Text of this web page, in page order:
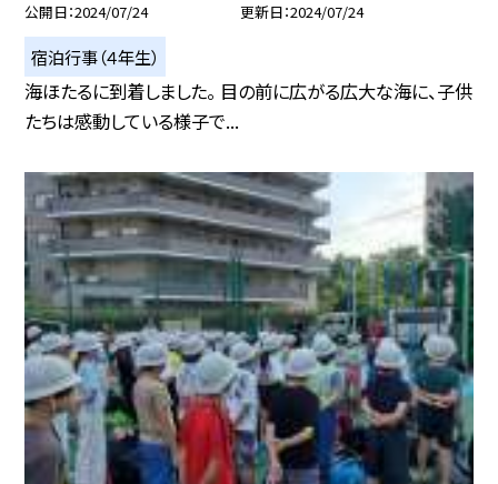
公開日 2024/07/24 更新日 2024/07/24
宿泊行事（４年生）
海ほたるに到着しました。 目の前に広がる広大な海に、子供
たちは感動している様子で...